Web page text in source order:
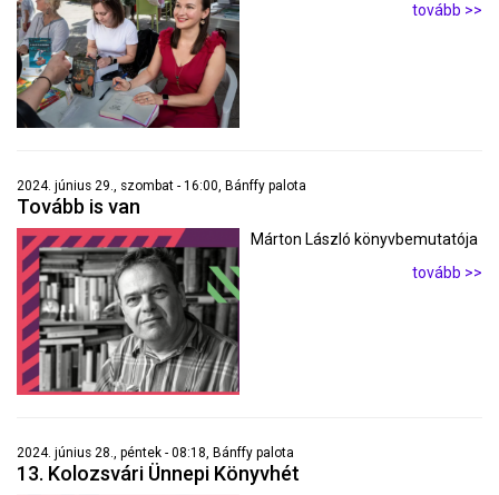
tovább >>
2024. június 29., szombat - 16:00, Bánffy palota
Tovább is van
Márton László könyvbemutatója
tovább >>
2024. június 28., péntek - 08:18, Bánffy palota
13. Kolozsvári Ünnepi Könyvhét